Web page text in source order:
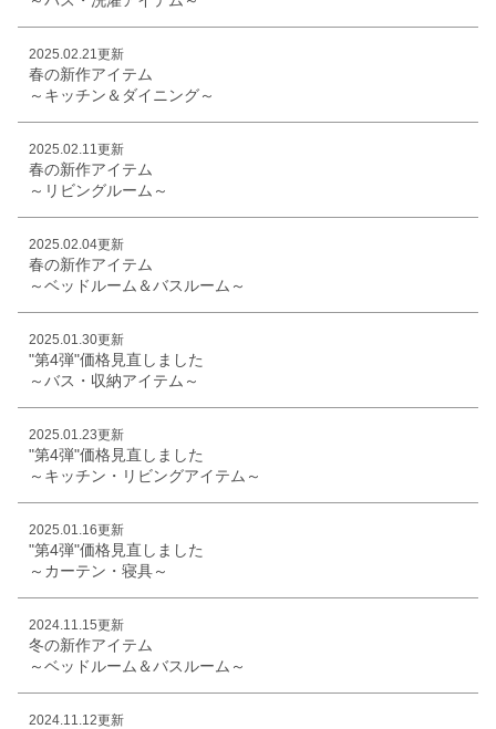
2025.02.21更新
春の新作アイテム
～キッチン＆ダイニング～
2025.02.11更新
春の新作アイテム
～リビングルーム～
2025.02.04更新
春の新作アイテム
～ベッドルーム＆バスルーム～
2025.01.30更新
"第4弾"価格見直しました
～バス・収納アイテム～
2025.01.23更新
"第4弾"価格見直しました
～キッチン・リビングアイテム～
2025.01.16更新
"第4弾"価格見直しました
～カーテン・寝具～
2024.11.15更新
冬の新作アイテム
～ベッドルーム＆バスルーム～
2024.11.12更新